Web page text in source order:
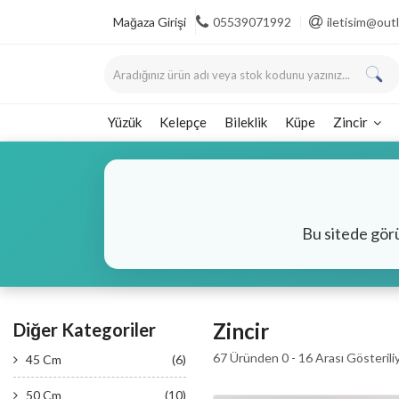
Mağaza Girişi 05539071992
Yüzük Kelepçe Bileklik Küpe Zincir
Bu sitede
Diğer Kategoriler
45 Cm (6)
50 Cm (10)
Zincir
67 Üründen 0 - 16 Arası